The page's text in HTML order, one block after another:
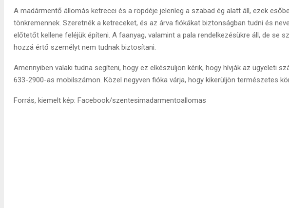
A madármentő állomás ketrecei és a röpdéje jelenleg a szabad ég alatt áll, ezek
tönkremennek. Szeretnék a ketreceket, és az árva fiókákat biztonságban tudni és
előtetőt kellene feléjük építeni. A faanyag, valamint a pala rendelkezésükre áll, de se
hozzá értő személyt nem tudnak biztosítani.
Amennyiben valaki tudna segíteni, hogy ez elkészüljön kérik, hogy hívják az ügyeleti
633-2900-as mobilszámon. Közel negyven fióka várja, hogy kikerüljön természetes
Forrás, kiemelt kép: Facebook/szentesimadarmentoallomas